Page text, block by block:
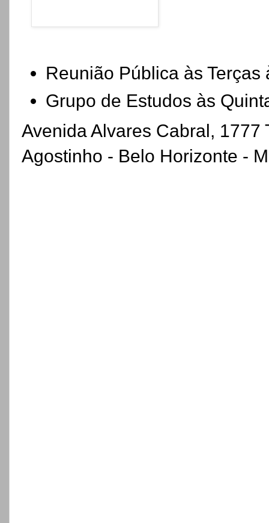
Reunião Pública às
Grupo de Estudos às
Avenida Alvares Cabral, 1777
Agostinho - Belo Horizonte -